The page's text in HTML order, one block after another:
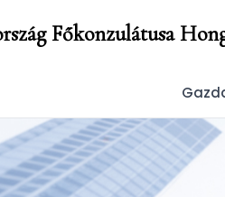
Főkonzulátusa